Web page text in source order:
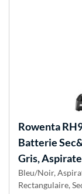
Rowenta
Batterie
Gris,
Bleu/Noir,
Rectangulaire,